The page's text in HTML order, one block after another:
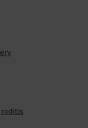
roditis